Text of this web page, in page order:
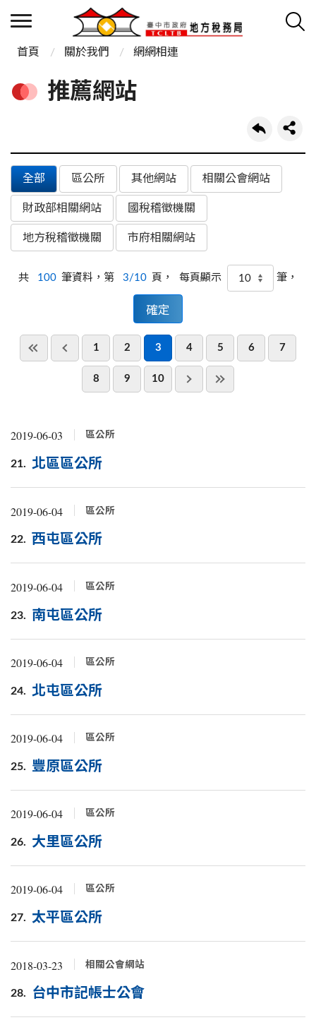
首頁 關於我們 網網相連
推薦網站
全部 區公所 其他網站 相關公會網站
財政部相關網站 國稅稽徵機關
地方稅稽徵機關 市府相關網站
共 100 筆資料，第 3/10 頁， 每頁顯示 筆，
1 2 3 4 5 6 7
8 9 10
2019-06-03 區公所
21. 北區區公所
2019-06-04 區公所
22. 西屯區公所
2019-06-04 區公所
23. 南屯區公所
2019-06-04 區公所
24. 北屯區公所
2019-06-04 區公所
25. 豐原區公所
2019-06-04 區公所
26. 大里區公所
2019-06-04 區公所
27. 太平區公所
2018-03-23 相關公會網站
28. 台中市記帳士公會